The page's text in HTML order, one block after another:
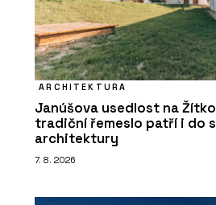
ARCHITEKTURA
Janúšova usedlost na
tradiční řemeslo patří i do
architektury
7. 8. 2026